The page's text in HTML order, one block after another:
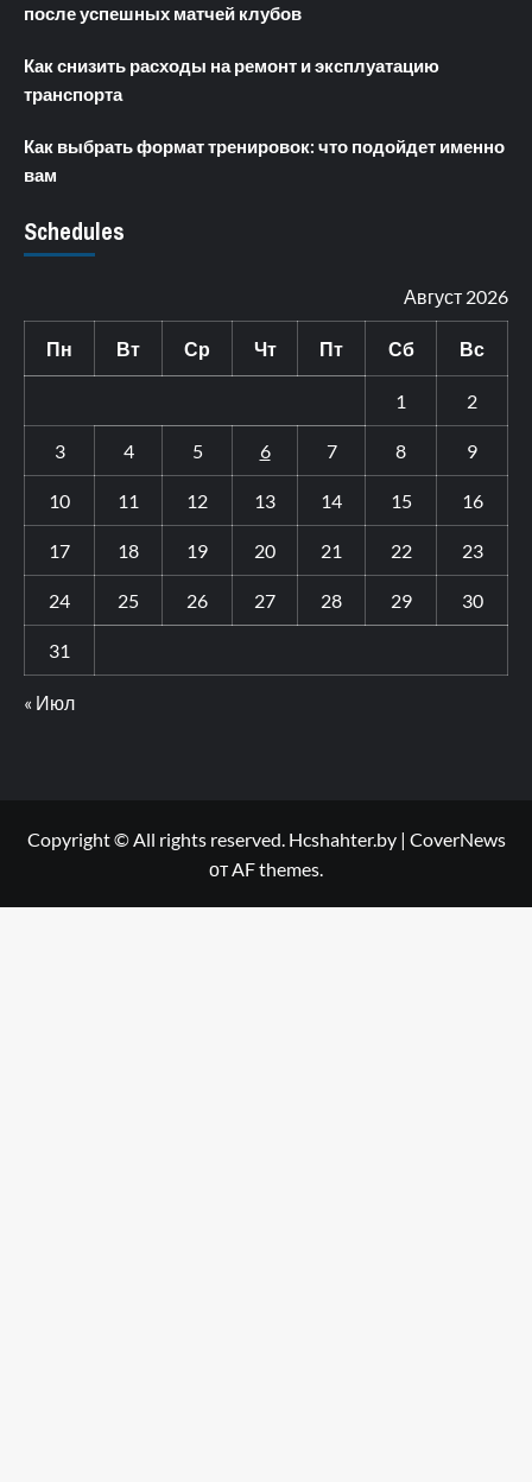
после успешных матчей клубов
Как снизить расходы на ремонт и эксплуатацию
транспорта
Как выбрать формат тренировок: что подойдет именно
вам
Schedules
Август 2026
Пн Вт Ср Чт Пт Сб Вс
1 2
3 4 5 6 7 8 9
10 11 12 13 14 15 16
17 18 19 20 21 22 23
24 25 26 27 28 29 30
31
« Июл
Copyright © All rights reserved. Hcshahter.by | CoverNews
от AF themes.